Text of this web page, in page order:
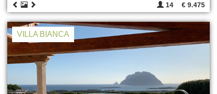
14 € 9.475
VILLA BIANCA